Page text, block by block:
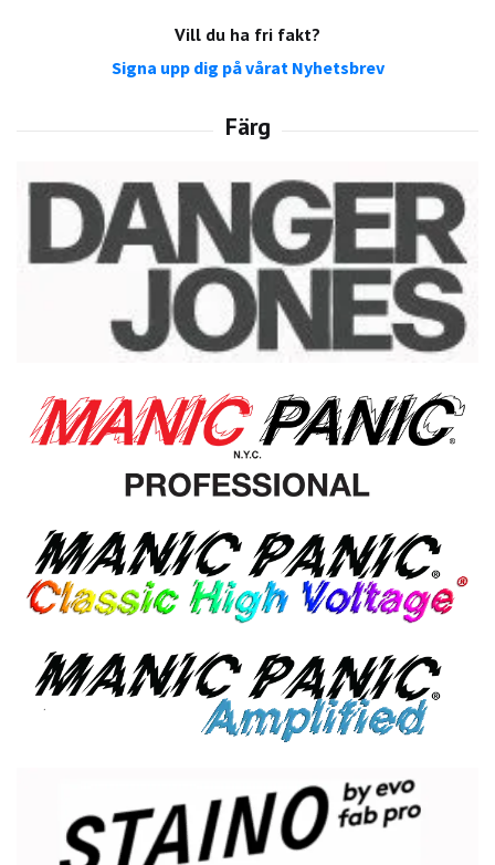
Vill du ha fri fakt?
Signa upp dig på vårat Nyhetsbrev